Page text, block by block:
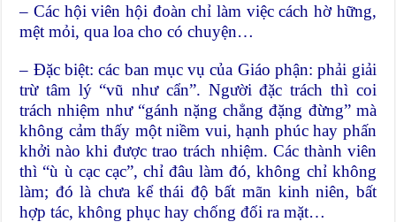
– Các hội viên hội đoàn chỉ làm việc cách hờ hững,
mệt mỏi, qua loa cho có chuyện…
– Đặc biệt: các ban mục vụ của Giáo phận: phải giải
trừ tâm lý “vũ như cẩn”. Người đặc trách thì coi
trách nhiệm như “gánh nặng chẳng đặng đừng” mà
không cảm thấy một niềm vui, hạnh phúc hay phấn
khởi nào khi được trao trách nhiệm. Các thành viên
thì “ù ù cạc cạc”, chỉ đâu làm đó, không chỉ không
làm; đó là chưa kể thái độ bất mãn kinh niên, bất
hợp tác, không phục hay chống đối ra mặt…